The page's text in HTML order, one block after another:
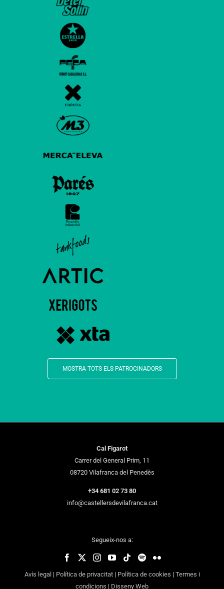
MOSTRA TOTS ELS PATROCINADORS
Cal Figarot
Carrer del General Prim, 11
08720 Vilafranca del Penedès
+34 681 02 73 80
info@castellersdevilafranca.cat
Segueix-nos a:
Avís legal | Política de privacitat| Política de cookies | Termes i
condicions | Disseny Web